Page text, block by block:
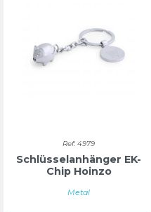
Ref: 4979
Schlüsselanhänger EK-
Chip Hoinzo
Metal